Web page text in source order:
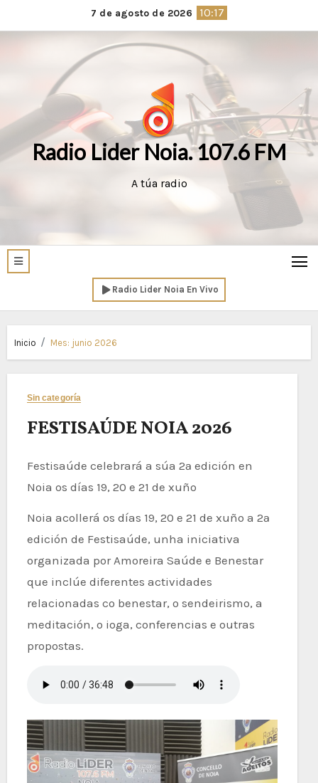
al
7 de agosto de 2026 10:17
Radio Lider Noia. 107.6 FM
A túa radio
Radio Lider Noia En Vivo
Inicio Mes: junio 2026
Sin categoría
FESTISAÚDE NOIA 2026
Festisaúde celebrará a súa 2ª edición en
Noia os días 19, 20 e 21 de xuño
Noia acollerá os días 19, 20 e 21 de xuño a 2ª
edición de Festisaúde, unha iniciativa
organizada por Amoreira Saúde e Benestar
que inclúe diferentes actividades
relacionadas co benestar, o sendeirismo, a
meditación, o ioga, conferencias e outras
propostas.